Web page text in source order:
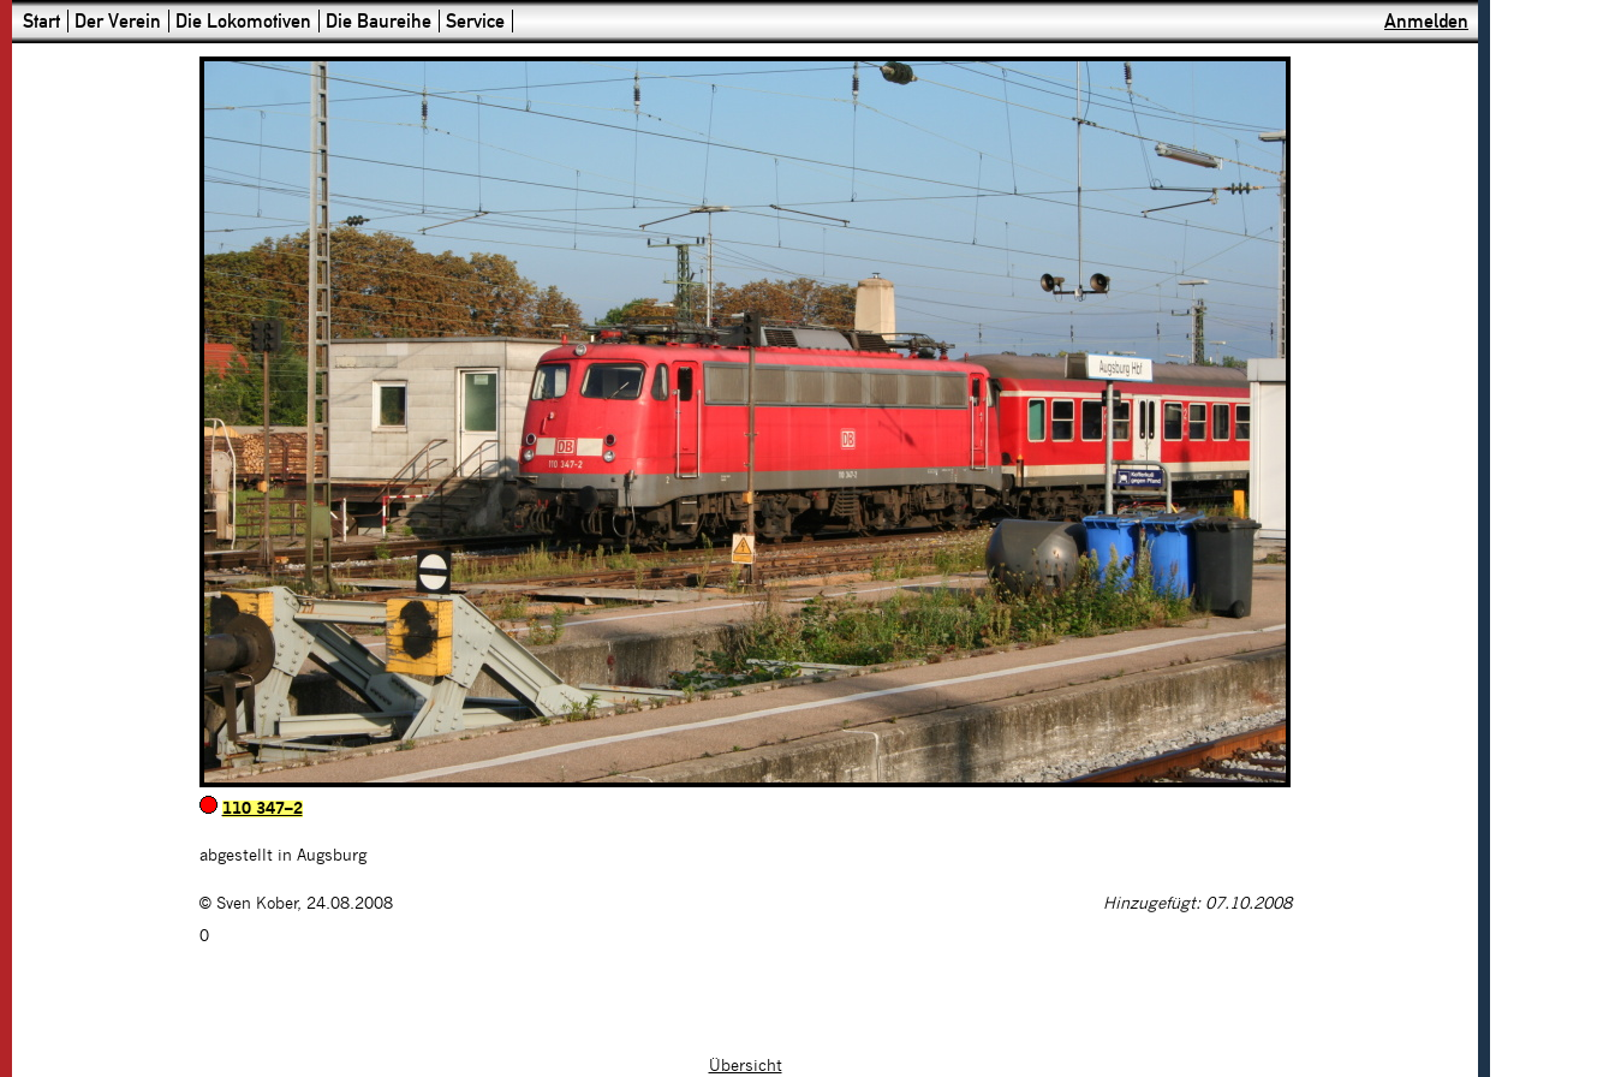
Start Der Verein Die Lokomotiven Die Baureihe Service Anmelden
110 347–2
abgestellt in Augsburg
© Sven Kober, 24.08.2008
Hinzugefügt: 07.10.2008
0
Übersicht